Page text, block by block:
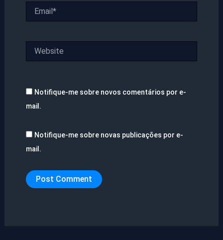
Notifique-me sobre novos comentários por e-
mail.
Notifique-me sobre novas publicações por e-
mail.